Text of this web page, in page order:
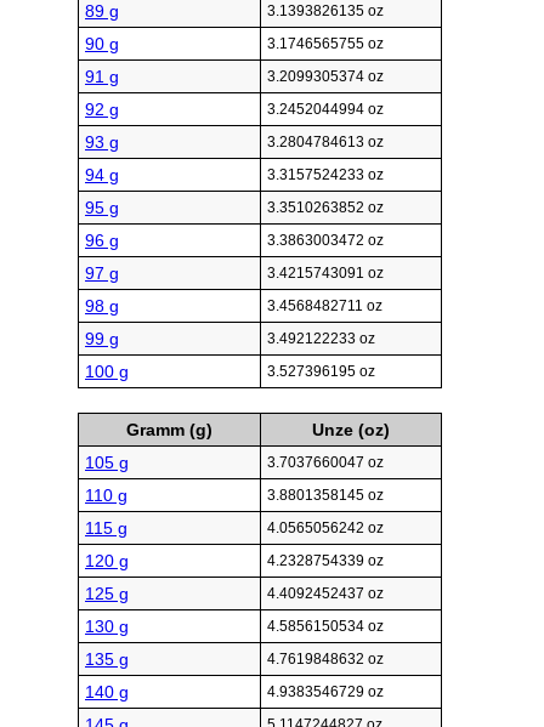
89 g 3.1393826135 oz
90 g 3.1746565755 oz
91 g 3.2099305374 oz
92 g 3.2452044994 oz
93 g 3.2804784613 oz
94 g 3.3157524233 oz
95 g 3.3510263852 oz
96 g 3.3863003472 oz
97 g 3.4215743091 oz
98 g 3.4568482711 oz
99 g 3.492122233 oz
100 g 3.527396195 oz
Gramm (g)
Unze (oz)
105 g
3.7037660047 oz
110 g 3.8801358145 oz
115 g 4.0565056242 oz
120 g 4.2328754339 oz
125 g 4.4092452437 oz
130 g 4.5856150534 oz
135 g 4.7619848632 oz
140 g 4.9383546729 oz